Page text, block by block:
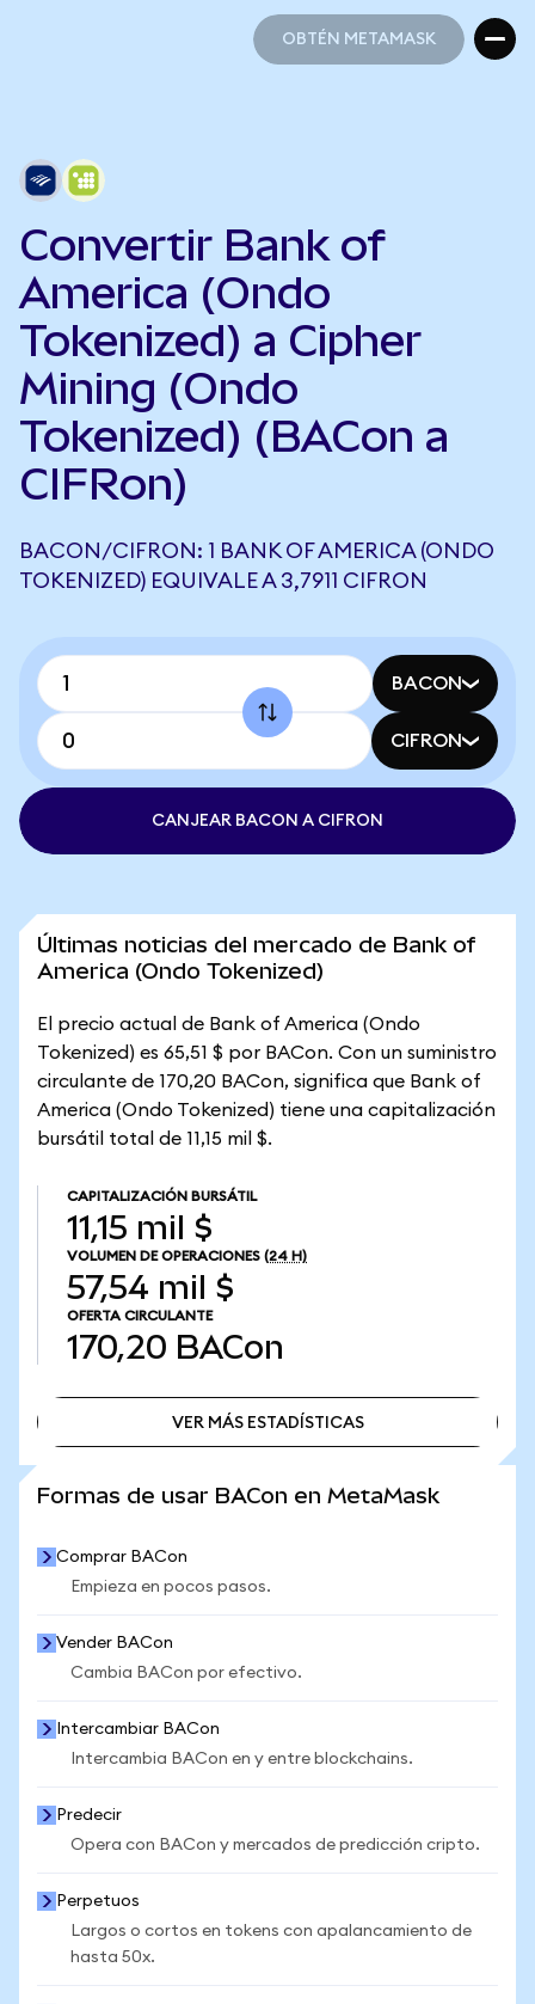
OBTÉN METAMASK
Convertir Bank of
America (Ondo
Tokenized) a Cipher
Mining (Ondo
Tokenized) (BACon a
CIFRon)
BACON/CIFRON: 1 BANK OF AMERICA (ONDO
TOKENIZED) EQUIVALE A 3,7911 CIFRON
BACON
CIFRON
CANJEAR BACON A CIFRON
Últimas noticias del mercado de Bank of
America (Ondo Tokenized)
El precio actual de Bank of America (Ondo
Tokenized) es 65,51 $ por BACon. Con un suministro
circulante de 170,20 BACon, significa que Bank of
America (Ondo Tokenized) tiene una capitalización
bursátil total de 11,15 mil $.
CAPITALIZACIÓN BURSÁTIL
11,15 mil $
VOLUMEN DE OPERACIONES (24 H)
57,54 mil $
OFERTA CIRCULANTE
170,20 BACon
VER MÁS ESTADÍSTICAS
Formas de usar BACon en MetaMask
Comprar BACon
Empieza en pocos pasos.
Vender BACon
Cambia BACon por efectivo.
Intercambiar BACon
Intercambia BACon en y entre blockchains.
Predecir
Opera con BACon y mercados de predicción cripto.
Perpetuos
Largos o cortos en tokens con apalancamiento de
hasta 50x.